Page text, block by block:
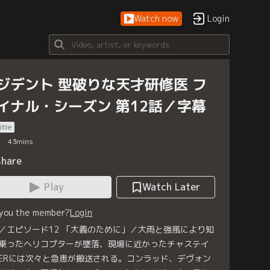
Watch now Login
デント 型破りな天才研修医 フ
ナル・シーズン 第12話／字幕
43mins
Play
Watch Later
the member?Login
エピソード12 「大義のために」／大雨と強風により知
ったヘリコプターが墜落、現場に近かったチャステイ
には次々と急患が搬送される。コンラッド、デヴォン